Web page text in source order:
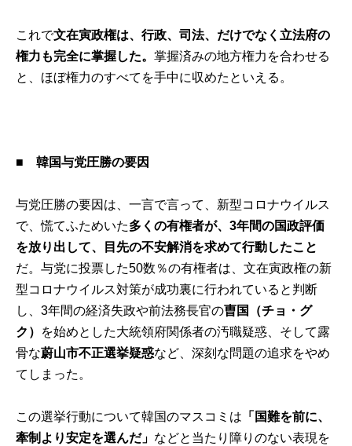
これで文在寅政権は、行政、司法、だけでなく立法府の
権力も完全に掌握した。掌握済みの地方権力を合わせる
と、ほぼ権力のすべてを手中に収めたといえる。
■ 韓国与党圧勝の要因
与党圧勝の要因は、一言で言って、新型コロナウイルス
で、慌てふためいた多くの有権者が、3年間の国政評価
を放り出して、目先の不安解消を求めて行動したこと
だ。与党に投票した50数％の有権者は、文在寅政権の新
型コロナウイルス対策が成功裏に行われていると判断
し、3年間の経済失政や前法務長官の曺国（チョ・グ
ク）
を始めとした大統領府関係者の汚職疑惑、そして露
骨な蔚山市不正選挙疑惑など、深刻な問題の追求をやめ
てしまった。
この選挙行動について韓国のマスコミは 「国難を前に、
牽制より安定を選んだ」 などと当たり障りのない表現を